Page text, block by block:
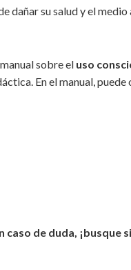
dañar su salud y el
sobre el uso
En el manual,
caso de duda, ¡busque